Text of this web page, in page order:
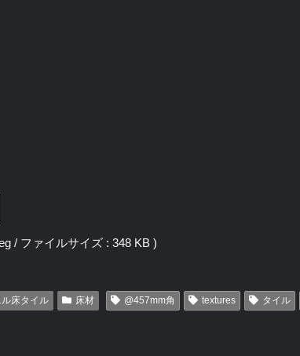
/ ファイルサイズ : 348 KB )
ル床タイル 床材 @457mm角 textures タイル